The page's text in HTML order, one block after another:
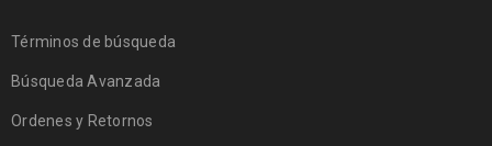
Términos de búsqueda
Búsqueda Avanzada
Ordenes y Retornos